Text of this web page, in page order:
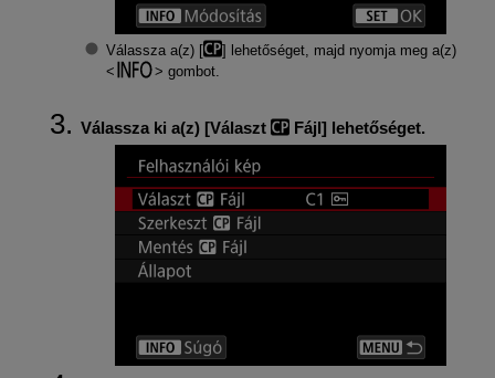
Válassza a(z) [
] lehetőséget, majd nyomja meg a(z)
gombot.
Válassza ki a(z) [Választ Fájl] lehetőséget.